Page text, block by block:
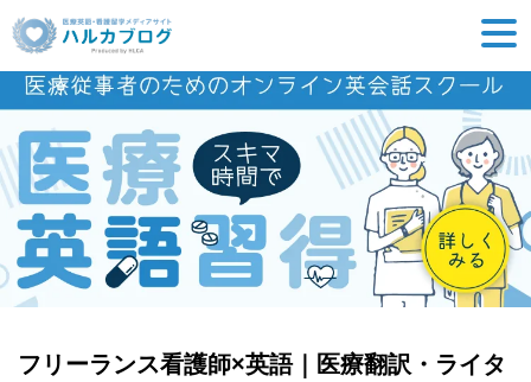
フリーランス看護師×英語｜医療翻訳・ライタ